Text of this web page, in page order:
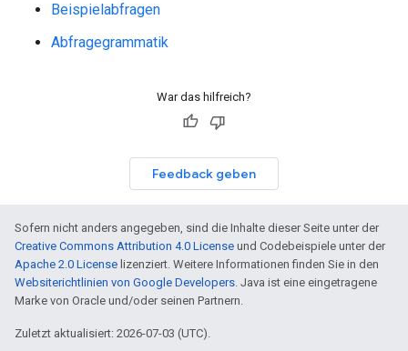
Beispielabfragen
Abfragegrammatik
War das hilfreich?
Feedback geben
Sofern nicht anders angegeben, sind die Inhalte dieser Seite unter der
Creative Commons Attribution 4.0 License und Codebeispiele unter der
Apache 2.0 License lizenziert. Weitere Informationen finden Sie in den
Websiterichtlinien von Google Developers. Java ist eine eingetragene
Marke von Oracle und/oder seinen Partnern.
Zuletzt aktualisiert: 2026-07-03 (UTC).